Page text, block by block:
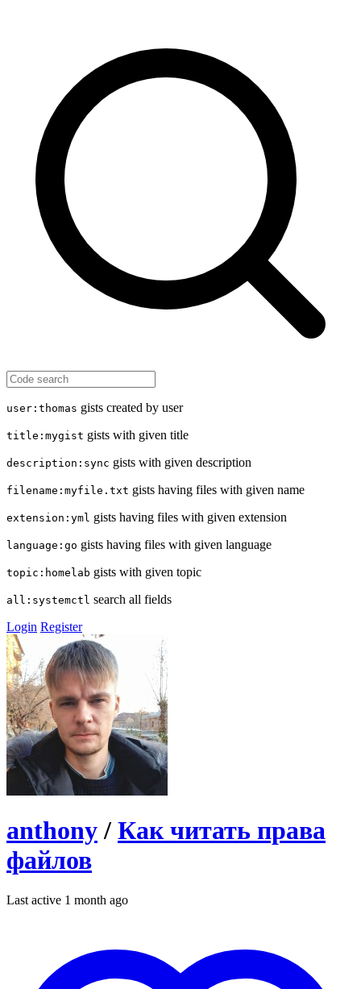
user:thomas gists created by user
title:mygist gists with given title
description:sync gists with given description
filename:myfile.txt gists having files with given name
extension:yml gists having files with given extension
language:go gists having files with given language
topic:homelab gists with given topic
all:systemctl search all fields
Login Register
anthony / Как читать права
файлов
Last active 1 month ago